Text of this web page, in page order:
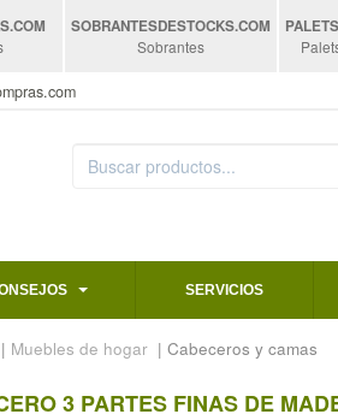
.COM
SOBRANTESDESTOCKS.COM
Sobrantes
SERVICIOS
| Muebles de hogar | Cabeceros y camas
3 PARTES FINAS DE